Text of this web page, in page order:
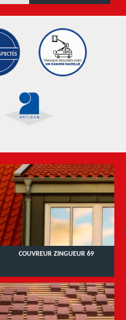
COUVREUR ZINGUEUR 69